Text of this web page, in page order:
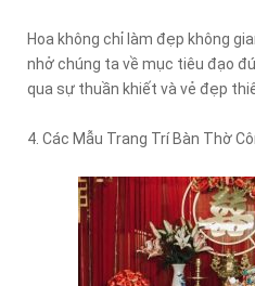
Hoa không chỉ làm đẹp không
nhở chúng ta về mục tiêu đạo
qua sự thuần khiết và vẻ đẹp
4. Các Mẫu Trang Trí Bàn Thờ